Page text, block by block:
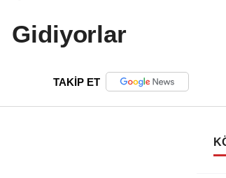
Gidiyorlar
TAKİP ET